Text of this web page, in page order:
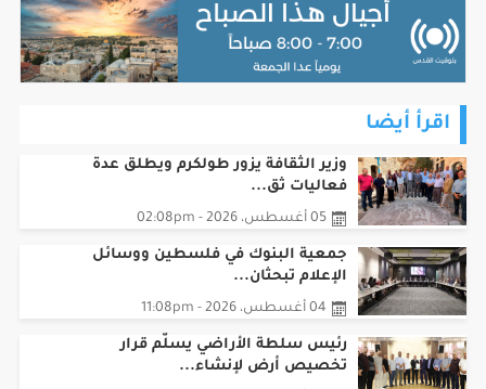
اقرأ أيضا
وزير الثقافة يزور طولكرم ويطلق عدة
فعاليات ثق...
05 أغسطس، 2026 - 02:08pm
جمعية البنوك في فلسطين ووسائل
الإعلام تبحثان...
04 أغسطس، 2026 - 11:08pm
رئيس سلطة الأراضي يسلّم قرار
تخصيص أرض لإنشاء...